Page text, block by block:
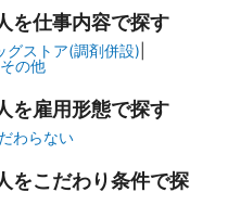
を仕事内容で探す
グストア(調剤併設)
その他
を雇用形態で探す
わらない
をこだわり条件で探